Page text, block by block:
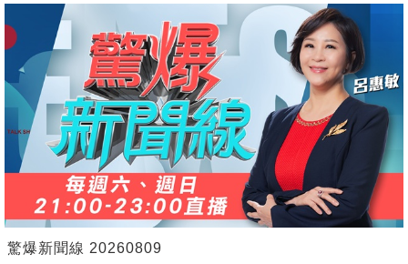
驚爆新聞線 20260809